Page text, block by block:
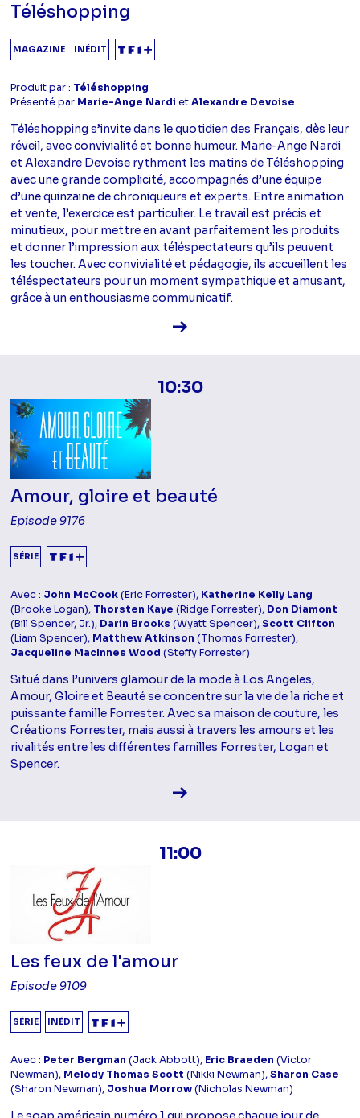
Téléshopping
MAGAZINE INÉDIT
Produit par : Téléshopping
Présenté par Marie-Ange Nardi etAlexandre Devoise
Téléshopping s’invite dans le quotidien des Français, dès leur
réveil, avec convivialité et bonne humeur. Marie-Ange Nardi
et Alexandre Devoise rythment les matins de Téléshopping
avec une grande complicité, accompagnés d’une équipe
d’une quinzaine de chroniqueurs et experts. Entre animation
et vente, l’exercice est particulier. Le travail est précis et
minutieux, pour mettre en avant parfaitement les produits
et donner l’impression aux téléspectateurs qu’ils peuvent
les toucher. Avec convivialité et pédagogie, ils accueillent les
téléspectateurs pour un moment sympathique et amusant,
grâce à un enthousiasme communicatif.
Voir la fiche diffusion
10:30
Amour, gloire et beauté
Episode 9176
SÉRIE
Avec : John McCook(Eric Forrester), Katherine Kelly Lang
(Brooke Logan), Thorsten Kaye (Ridge Forrester), Don Diamont
(Bill Spencer, Jr.), Darin Brooks (Wyatt Spencer),Scott Clifton
(Liam Spencer), Matthew Atkinson (Thomas Forrester),
Jacqueline MacInnes Wood (Steffy Forrester)
Situé dans l’univers glamour de la mode à Los Angeles,
Amour, Gloire et Beauté se concentre sur la vie de la riche et
puissante famille Forrester. Avec sa maison de couture, les
Créations Forrester, mais aussi à travers les amours et les
rivalités entre les différentes familles Forrester, Logan et
Spencer.
Voir la fiche diffusion
11:00
Les feux de l'amour
Episode 9109
SÉRIE INÉDIT
Avec : Peter Bergman (Jack Abbott), Eric Braeden (Victor
Newman), Melody Thomas Scott (Nikki Newman),Sharon Case
(Sharon Newman), Joshua Morrow(Nicholas Newman)